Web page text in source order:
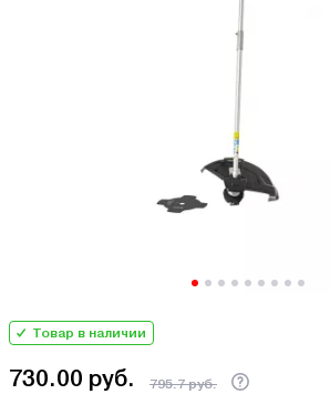
Товар в наличии
730.00 руб. 795.7 руб.